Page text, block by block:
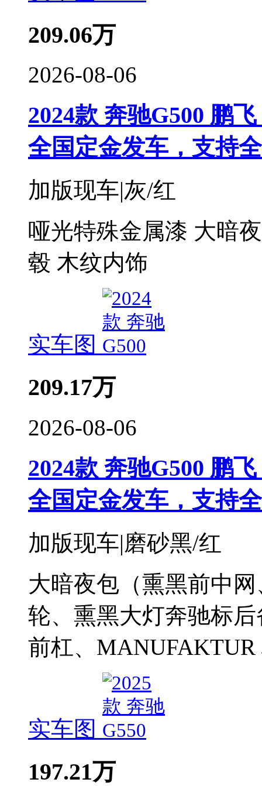
209.06万
2026-08-06
2024款 奔驰G500 鹏
全国定金发车，支持
加版现车|灰/红
哑光特殊金属漆 大暗
毂 木纹内饰
实车图
209.17万
2026-08-06
2024款 奔驰G500 鹏
全国定金发车，支持
加版现车|磨砂黑/红
大暗夜包（熏黑前中
轮、熏黑大灯奔驰标
前杠、MANUFAKTUR
实车图
197.21万